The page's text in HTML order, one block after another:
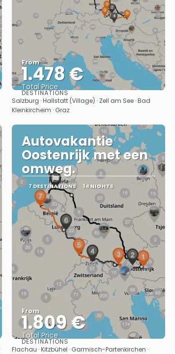
From
1.478 €
Total Price
See
DESTINATIONS
Salzburg · Hallstatt (Village) · Zell am See · Bad
Kleinkircheim · Graz
Autovakantie
Oostenrijk met een
omweg.
7 DESTINATIONS 14 NIGHTS
From
1.809 €
Total Price
See
DESTINATIONS
Flachau · Kitzbühel · Garmisch-Partenkirchen ·